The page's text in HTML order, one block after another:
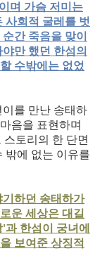
며 가슴 저미는
사회적 굴레를 벗
간 죽음을 맞이
만 했던 한섬의
수밖에는 없었
를 만난 송태하
음을 표현하며
토리의 한 단면
밖에 없는 이유를
하던 송태하가
운 세상은 대길
한섬이 궁녀에
보여준 상징적